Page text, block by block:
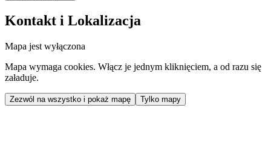
Kontakt i Lokalizacja
Mapa jest wyłączona
Mapa wymaga cookies. Włącz je jednym kliknięciem, a od razu się
załaduje.
Zezwól na wszystko i pokaż mapę Tylko mapy